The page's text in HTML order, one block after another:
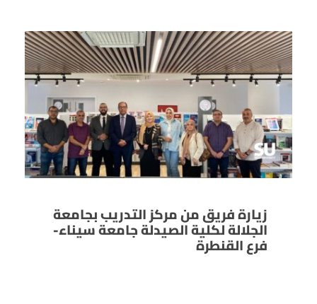
زيارة فريق من مركز التدريب بجامعة
الجلالة لكلية الصيدلة جامعة سيناء-
فرع القنطرة